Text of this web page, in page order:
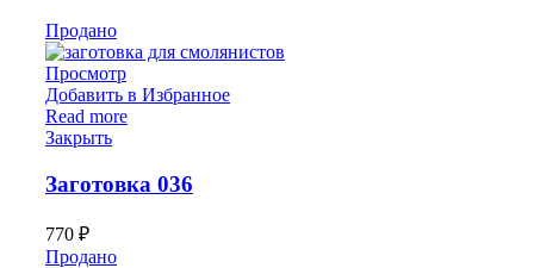
Продано
Просмотр
Добавить в Избранное
Read more
Закрыть
Заготовка 036
770 ₽
Продано